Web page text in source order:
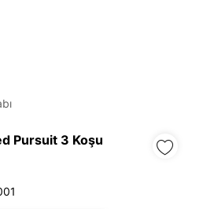
Pursuit 3 Koşu